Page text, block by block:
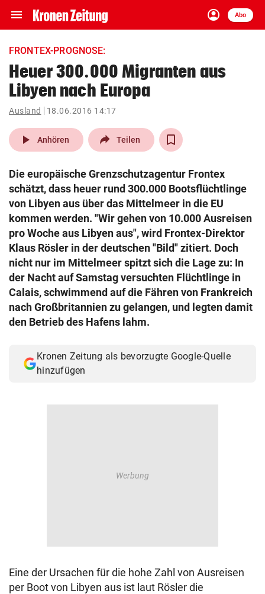
menu Navigation
ein-/ausklappen
account_circle
Anmelden
Abo
close Schließen
account_circle Anmelden
pin_drop
Wien arrow_right
search
Suchbegriff
eingeben
© Krone Multimedia GmbH & Co KG 2026
Muthgasse 2, 1190 Wien
FRONTEX-PROGNOSE:
Heuer 300.000 Migranten aus
Libyen nach Europa
Ausland 18.06.2016 14:17
play_arrow Anhören Teilen
Die europäische Grenzschutzagentur Frontex
schätzt, dass heuer rund 300.000 Bootsflüchtlinge
von Libyen aus über das Mittelmeer in die EU
kommen werden. "Wir gehen von 10.000 Ausreisen
pro Woche aus Libyen aus", wird Frontex-Direktor
Klaus Rösler in der deutschen "Bild" zitiert. Doch
nicht nur im Mittelmeer spitzt sich die Lage zu: In
der Nacht auf Samstag versuchten Flüchtlinge in
Calais, schwimmend auf die Fähren von Frankreich
nach Großbritannien zu gelangen, und legten damit
den Betrieb des Hafens lahm.
Kronen Zeitung als bevorzugte Google-Quelle
hinzufügen
Eine der Ursachen für die hohe Zahl von Ausreisen
per Boot von Libyen aus ist laut Rösler die